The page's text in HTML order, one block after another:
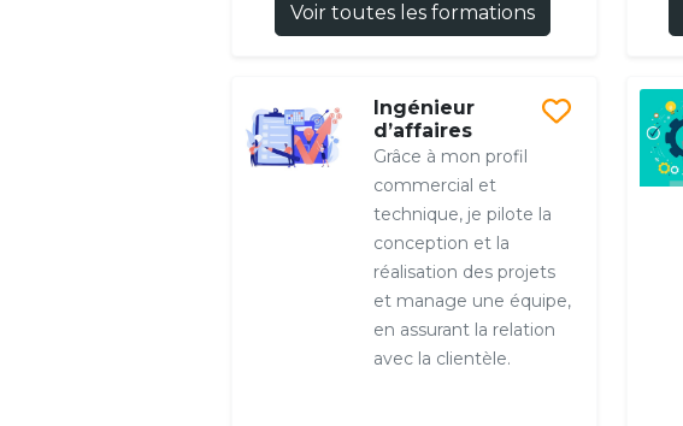
Voir toutes les formations
Ingénieur
d’affaires
Grâce à mon profil
commercial et
technique, je pilote la
conception et la
réalisation des projets
et manage une équipe,
en assurant la relation
avec la clientèle.